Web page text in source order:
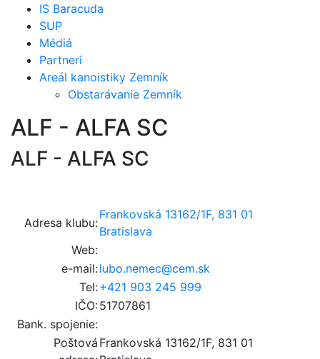
IS Baracuda
SUP
Médiá
Partneri
Areál kanoistiky Zemník
Obstarávanie Zemník
ALF - ALFA SC
ALF - ALFA SC
Adresa klubu:
Frankovská 13162/1F, 831 01
Bratislava
Web:
e-mail:lubo.nemec@cem.sk
Tel:+421 903 245 999
IČO:51707861
Bank. spojenie:
Poštová Frankovská 13162/1F, 831 01